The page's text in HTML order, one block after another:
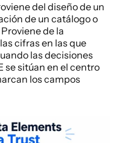
del diseño de un
de un catálogo o
de la
cifras en las que
las decisiones
se sitúan en el centro
los campos